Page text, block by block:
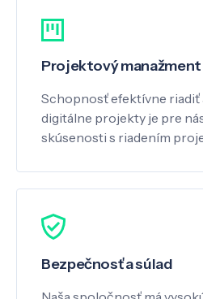
Projektový manažment
Schopnosť efektívne riadiť
digitálne projekty je pre
skúsenosti s riadením
Bezpečnosť a súlad